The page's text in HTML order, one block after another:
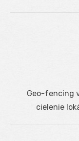
NextGeo-fencing
cielenie